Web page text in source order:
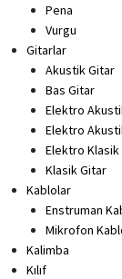
Pena
Vurgu
Gitarlar
Akustik Gitar
Bas Gitar
Elektro
Elektro
Elektro Klasik
Klasik Gitar
Kablolar
Enstruman
Mikrofon
Kalimba
Kılıf